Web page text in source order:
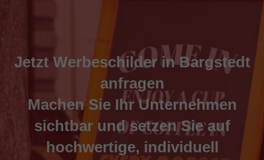
Jetzt Werbeschilder in Bargstedt
anfragen
Machen Sie Ihr Unternehmen
sichtbar und setzen Sie auf
hochwertige, individuell